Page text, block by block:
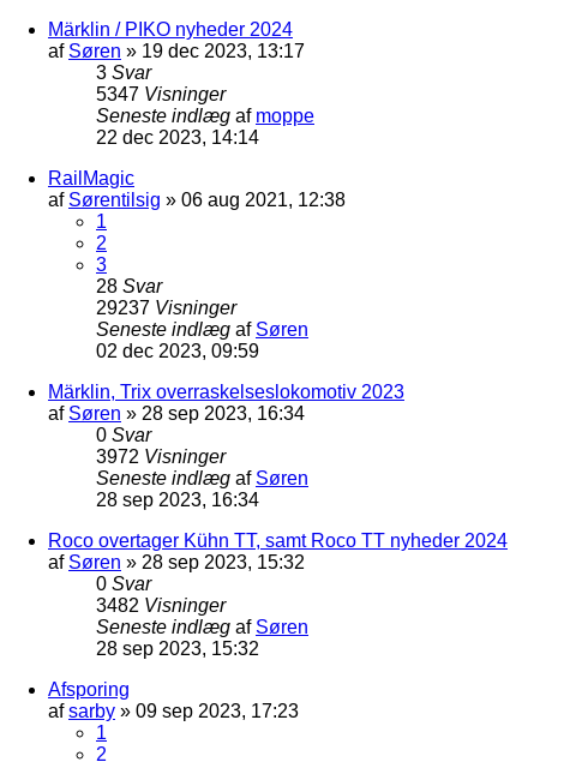
Märklin / PIKO nyheder 2024
af Søren » 19 dec 2023, 13:17
3 Svar
5347 Visninger
Seneste indlæg af moppe
22 dec 2023, 14:14
RailMagic
af Sørentilsig » 06 aug 2021, 12:38
1
2
3
28 Svar
29237 Visninger
Seneste indlæg af Søren
02 dec 2023, 09:59
Märklin, Trix overraskelseslokomotiv 2023
af Søren » 28 sep 2023, 16:34
0 Svar
3972 Visninger
Seneste indlæg af Søren
28 sep 2023, 16:34
Roco overtager Kühn TT, samt Roco TT nyheder 2024
af Søren » 28 sep 2023, 15:32
0 Svar
3482 Visninger
Seneste indlæg af Søren
28 sep 2023, 15:32
Afsporing
afsarby » 09 sep 2023, 17:23
1
2